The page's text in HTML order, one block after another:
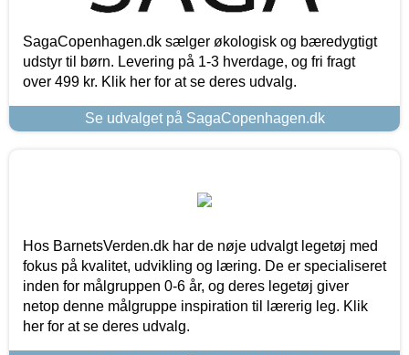
SagaCopenhagen.dk sælger økologisk og bæredygtigt
udstyr til børn. Levering på 1-3 hverdage, og fri fragt
over 499 kr. Klik her for at se deres udvalg.
Se udvalget på SagaCopenhagen.dk
Hos BarnetsVerden.dk har de nøje udvalgt legetøj med
fokus på kvalitet, udvikling og læring. De er specialiseret
inden for målgruppen 0-6 år, og deres legetøj giver
netop denne målgruppe inspiration til lærerig leg. Klik
her for at se deres udvalg.